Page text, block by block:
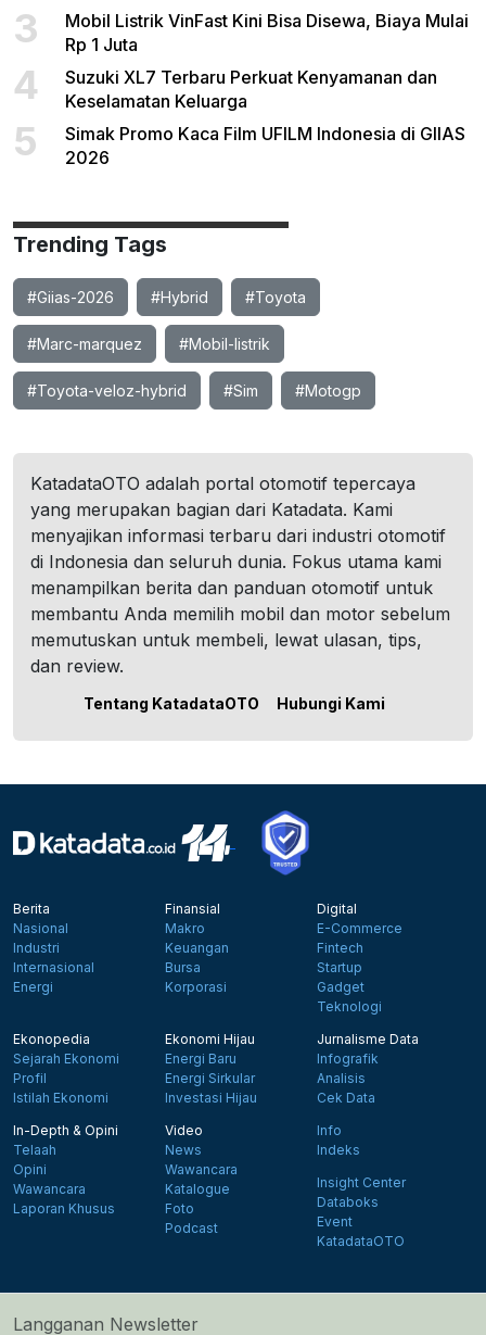
3
Mobil Listrik VinFast Kini Bisa Disewa, Biaya Mulai
Rp 1 Juta
4
Suzuki XL7 Terbaru Perkuat Kenyamanan dan
Keselamatan Keluarga
5
Simak Promo Kaca Film UFILM Indonesia di GIIAS
2026
Trending Tags
#Giias-2026 #Hybrid #Toyota
#Marc-marquez #Mobil-listrik
#Toyota-veloz-hybrid #Sim #Motogp
KatadataOTO adalah portal otomotif tepercaya
yang merupakan bagian dari Katadata. Kami
menyajikan informasi terbaru dari industri otomotif
di Indonesia dan seluruh dunia. Fokus utama kami
menampilkan berita dan panduan otomotif untuk
membantu Anda memilih mobil dan motor sebelum
memutuskan untuk membeli, lewat ulasan, tips,
dan review.
Tentang KatadataOTO Hubungi Kami
Berita
Nasional
Industri
Internasional
Energi
Finansial
Makro
Keuangan
Bursa
Korporasi
Digital
E-Commerce
Fintech
Startup
Gadget
Teknologi
Ekonopedia
Sejarah Ekonomi
Profil
Istilah Ekonomi
Ekonomi Hijau
Energi Baru
Energi Sirkular
Investasi Hijau
Jurnalisme Data
Infografik
Analisis
Cek Data
In-Depth & Opini
Telaah
Opini
Wawancara
Laporan Khusus
Video
News
Wawancara
Katalogue
Foto
Podcast
Info
Indeks
Insight Center
Databoks
Event
KatadataOTO
Langganan Newsletter